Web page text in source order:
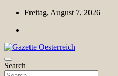
Skip
content
Freitag, August 7, 2026
Gazette Oesterreich
Magazin für Freizeit, Politik, Kultur
Search